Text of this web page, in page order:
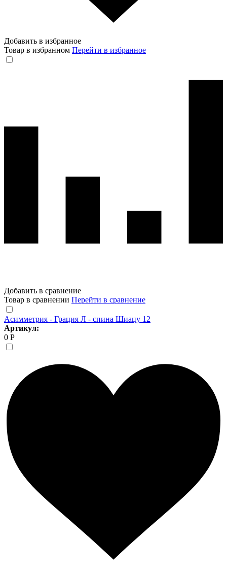
Добавить в избранное
Товар в избранном Перейти в избранное
Добавить в сравнение
Товар в сравнении Перейти в сравнение
Асимметрия - Грация Л - спина Шиацу 12
Артикул:
0 Р